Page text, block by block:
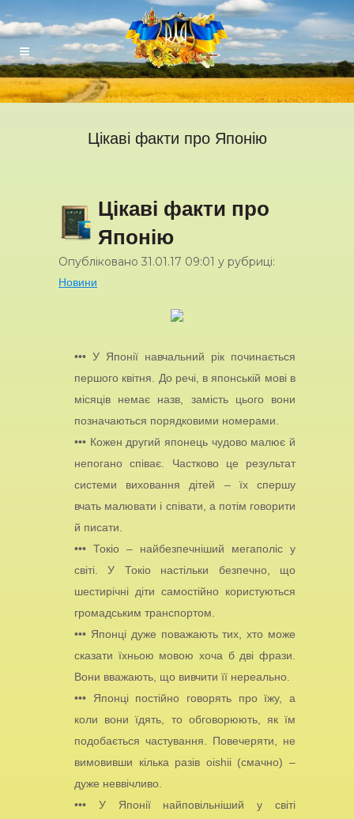
Цікаві факти про Японію
Цікаві факти про
Японію
Опубліковано 31.01.17 09:01 у рубриці:
Новини
••• У Японії навчальний рік починається
першого квітня. До речі, в японській мові в
місяців немає назв, замість цього вони
позначаються порядковими номерами.
••• Кожен другий японець чудово малює й
непогано співає. Частково це результат
системи виховання дітей – їх спершу
вчать малювати і співати, а потім говорити
й писати.
••• Токіо – найбезпечніший мегаполіс у
світі. У Токіо настільки безпечно, що
шестирічні діти самостійно користуються
громадським транспортом.
••• Японці дуже поважають тих, хто може
сказати їхньою мовою хоча б дві фрази.
Вони вважають, що вивчити її нереально.
••• Японці постійно говорять про їжу, а
коли вони їдять, то обговорюють, як їм
подобається частування. Повечеряти, не
вимовивши кілька разів oishii (смачно) –
дуже неввічливо.
••• У Японії найповільніший у світі